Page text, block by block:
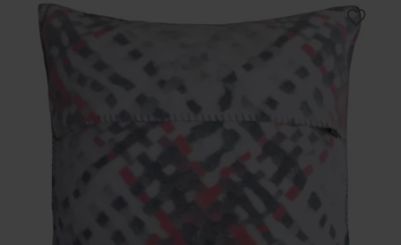
ab 35,00 €. ab 14,00 €.